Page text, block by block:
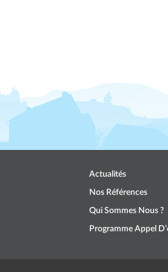
Actualités
Nos Références
Qui Sommes Nous ?
Programme Appel